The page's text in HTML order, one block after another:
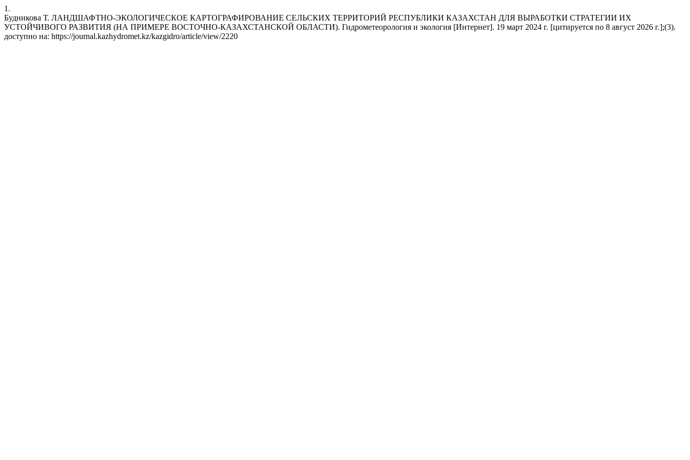
1.
Будникова Т. ЛАНДШАФТНО-ЭКОЛОГИЧЕСКОЕ КАРТОГРАФИРОВАНИЕ СЕЛЬСКИХ ТЕРРИТОРИЙ РЕСПУБЛИКИ КАЗАХСТАН ДЛЯ ВЫРАБОТКИ СТРАТЕГИИ ИХ
УСТОЙЧИВОГО РАЗВИТИЯ (НА ПРИМЕРЕ ВОСТОЧНО-КАЗАХСТАНСКОЙ ОБЛАСТИ). Гидрометеорология и экология [Интернет]. 19 март 2024 г. [цитируется по 8 август 2026 г.];(3).
доступно на: https://journal.kazhydromet.kz/kazgidro/article/view/2220